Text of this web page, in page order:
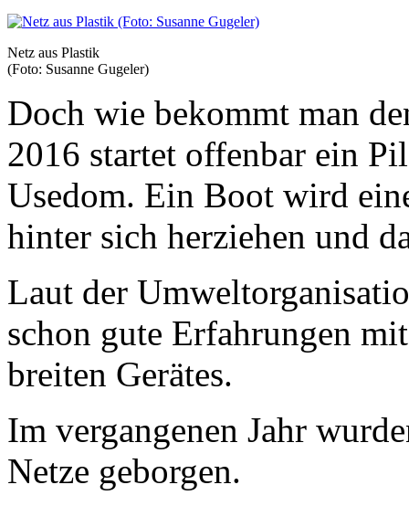
Netz aus Plastik
(Foto: Susanne Gugeler)
Doch wie bekommt man
2016 startet offenbar ein
Usedom. Ein Boot wird
hinter sich herziehen und
Laut der
schon gute Erfahrungen
breiten Gerätes.
Im vergangenen Jahr
Netze geborgen.